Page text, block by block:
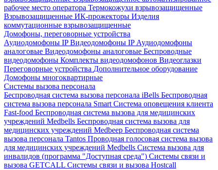
рабочее место оператора Термокожухи взрывозащищенные
Взрывозащищенные ИК-прожекторы Изделия
коммутационные взрывозащищенные
Домофоны, переговорные устройства
Аудиодомофоны IPВидеодомофоны IP Аудиодомофоны
аналоговые Видеодомофоны аналоговые Беспроводные
видеодомофоны Комплекты видеодомофонов Видеоглазки
Переговорные устройства Дополнительное оборудование
Домофоны многоквартирные
Системы вызова персонала
Беспроводная система вызова персонала iBells Беспроводная
система вызова персонала Smart Система оповещения клиента
Fast-food Беспроводная система вызова для медицинских
учреждений Medbells Беспроводная система вызова для
медицинских учреждений Medbeep Беспроводная система
вызова персонала Tantos Проводная голосовая система вызова
для медицинских учреждений Medbells Система вызова для
инвалидов (программа "Доступная среда") Системы связи и
вызова GETCALL Системы связи и вызова Hostcall